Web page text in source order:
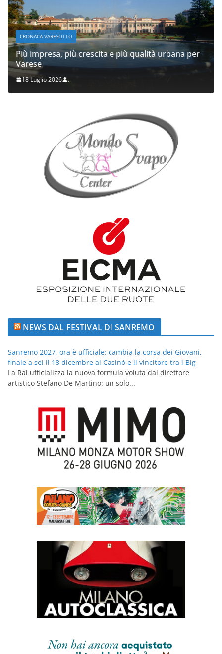
CRONACA VARESOTTO
Più impresa, più crescita e più qualità urbana per
Varese
18 Luglio 2026 .
NEWS DAL FESTIVAL DI SANREMO
Sanremo 2027, ora è ufficiale: cambia la corsa dei Giovani,
finale a sei il 18 dicembre al Casinò e il vincitore tra i Big
La Rai ufficializza la nuova formula voluta dal direttore
artistico Stefano De Martino: un solo...